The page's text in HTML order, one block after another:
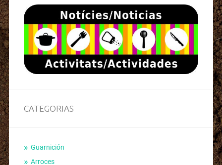
CATEGORIAS
Guarnición
Arroces